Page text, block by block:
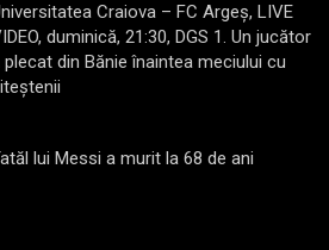
Craiova – FC Argeș, LIVE
duminică, 21:30, DGS 1. Un jucător
plecat din Bănie înaintea meciului cu
lui Messi a murit la 68 de ani